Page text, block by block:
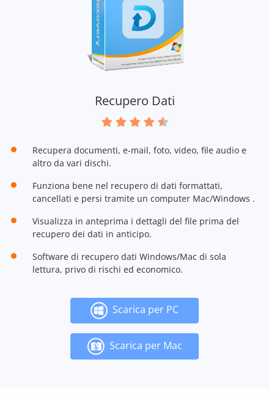
Recupero Dati
Recupera documenti, e-mail, foto, video, file audio e
altro da vari dischi.
Funziona bene nel recupero di dati formattati,
cancellati e persi tramite un computer Mac/Windows .
Visualizza in anteprima i dettagli del file prima del
recupero dei dati in anticipo.
Software di recupero dati Windows/Mac di sola
lettura, privo di rischi ed economico.
Scarica per PC
Scarica per Mac